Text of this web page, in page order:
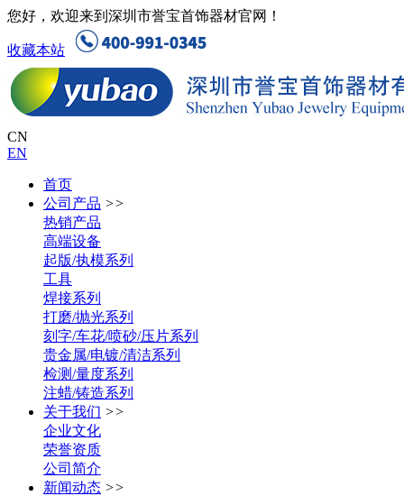
您好，欢迎来到深圳市誉宝首饰器材官网！
收藏本站
CN
EN
首页
公司产品 >>
热销产品
高端设备
起版/执模系列
工具
焊接系列
打磨/抛光系列
刻字/车花/喷砂/压片系列
贵金属/电镀/清洁系列
检测/量度系列
注蜡/铸造系列
关于我们 >>
企业文化
荣誉资质
公司简介
新闻动态 >>